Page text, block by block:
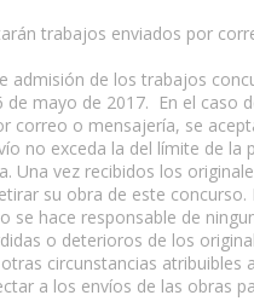
trabajos enviados por
admisión de los trabajos
de mayo de 2017. En el caso
correo o mensajería, se
no exceda la del límite de la
Una vez recibidos los
su obra de este concurso.
se hace responsable de
o deterioros de los
circunstancias atribuibles
a los envíos de las obras